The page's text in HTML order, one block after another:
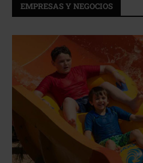
EMPRESAS Y NEGOCIOS